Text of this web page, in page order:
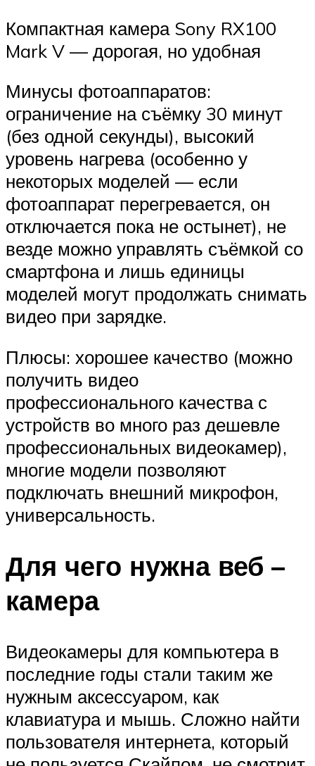
Компактная камера Sony RX100
Mark V — дорогая, но удобная
Минусы фотоаппаратов:
ограничение на съёмку 30 минут
(без одной секунды), высокий
уровень нагрева (особенно у
некоторых моделей — если
фотоаппарат перегревается, он
отключается пока не остынет), не
везде можно управлять съёмкой со
смартфона и лишь единицы
моделей могут продолжать снимать
видео при зарядке.
Плюсы: хорошее качество (можно
получить видео
профессионального качества с
устройств во много раз дешевле
профессиональных видеокамер),
многие модели позволяют
подключать внешний микрофон,
универсальность.
Для чего нужна веб –
камера
Видеокамеры для компьютера в
последние годы стали таким же
нужным аксессуаром, как
клавиатура и мышь. Сложно найти
пользователя интернета, который